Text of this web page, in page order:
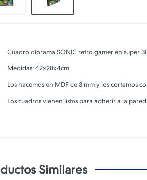
Cuadro diorama SONIC retro gamer en super
Medidas: 42x28x4cm
Los hacemos en MDF de 3 mm y los cortamos
Los cuadros vienen listos para adherir a la
Similares